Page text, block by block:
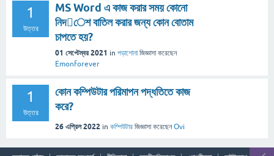
1
উত্তর
MS Word এ কাজ করার সময় কোনো
নিদেশ বাতিল করার জন্য কোন বোতাম
চাপতে হয়?
01 সেপ্টেম্বর 2021 in পড়াশোনা জিজ্ঞাসা করেছেন
Emonforever
1
উত্তর
কোন কম্পিউটার পরিমাপন পদ্ধতিতে কাজ
করে?
26 এপ্রিল 2022 in কম্পিউটার জিজ্ঞাসা করেছেনOvi